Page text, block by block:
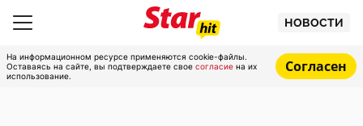
НОВОСТИ
На информационном ресурсе применяются cookie-файлы.
Оставаясь на сайте, вы подтверждаете свое согласие на их
использование.
Согласен